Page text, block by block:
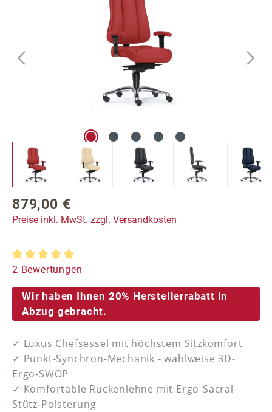
Regulärer Preis:
879,00 €
Preise inkl. MwSt. zzgl. Versandkosten
Durchschnittliche Bewertung von 5 von 5 Sternen
2 Bewertungen
Wir haben Ihnen 20% Herstellerrabatt in
Abzug gebracht.
✓ Luxus Chefsessel mit höchstem Sitzkomfort
✓ Punkt-Synchron-Mechanik - wahlweise 3D-
Ergo-SWOP
✓ Komfortable Rückenlehne mit Ergo-Sacral-
Stütz-Polsterung